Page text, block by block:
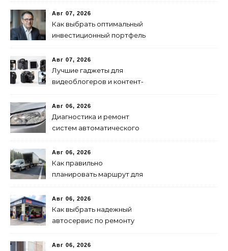
Авг 07, 2026
Как выбрать оптимальный
инвестиционный портфель
Авг 07, 2026
Лучшие гаджеты для
видеоблогеров и контент-
Авг 06, 2026
Диагностика и ремонт
систем автоматического
советы и рекомендации
Авг 06, 2026
Как правильно
планировать маршрут для
и методы
Авг 06, 2026
Как выбрать надежный
автосервис по ремонту
рекомендации
Авг 06, 2026